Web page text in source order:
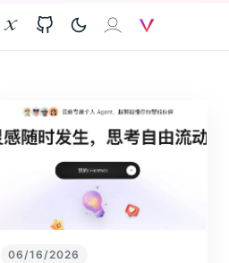
GitHub 𝐗𝐀𝐈
06/16/2026